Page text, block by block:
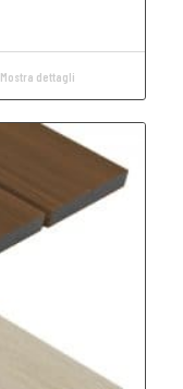
Mostra dettagli